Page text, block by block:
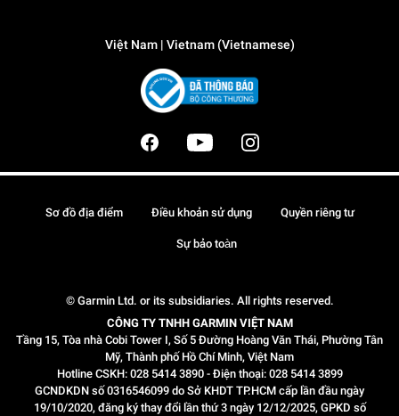
Việt Nam | Vietnam (Vietnamese)
© Garmin Ltd. or its subsidiaries. All rights reserved.
CÔNG TY TNHH GARMIN VIỆT NAM
Tầng 15, Tòa nhà Cobi Tower I, Số 5 Đường Hoàng Văn Thái, Phường Tân
Mỹ, Thành phố Hồ Chí Minh, Việt Nam
Hotline CSKH: 028 5414 3890 - Điện thoại: 028 5414 3899
GCNDKDN số 0316546099 do Sở KHDT TP.HCM cấp lần đầu ngày
19/10/2020, đăng ký thay đổi lần thứ 3 ngày 12/12/2025, GPKD số
Sơ đồ địa điểm Điều khoản sử dụng Quyền riêng tư
Sự bảo toàn